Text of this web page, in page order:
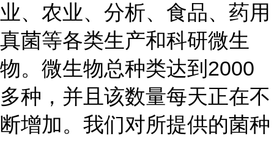
业、农业、分析、食品、药用
真菌等各类生产和科研微生
物。微生物总种类达到2000
多种，并且该数量每天正在不
断增加。我们对所提供的菌种